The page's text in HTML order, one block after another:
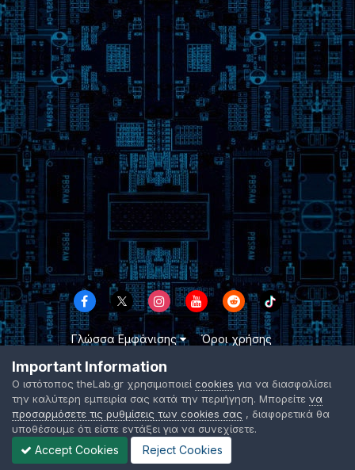
Γλώσσα Εμφάνισης
Όροι χρήσης
TheLab.gr 2003 -
Powered by Invision Community
Important Information
Ο ιστότοπος theLab.gr χρησιμοποιεί cookies για να διασφαλίσει
την καλύτερη εμπειρία σας κατά την περιήγηση. Μπορείτε να
προσαρμόσετε τις ρυθμίσεις των cookies σας , διαφορετικά θα
υποθέσουμε ότι είστε εντάξει για να συνεχίσετε.
Accept Cookies Reject Cookies